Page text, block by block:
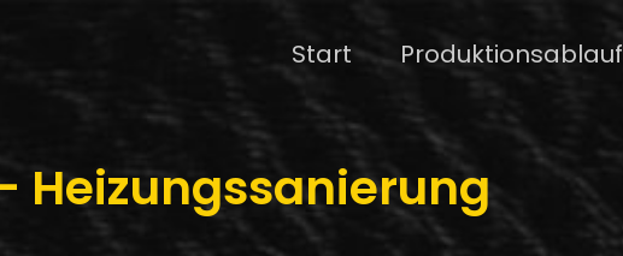
Start Produktionsablauf
Heizungssanierung